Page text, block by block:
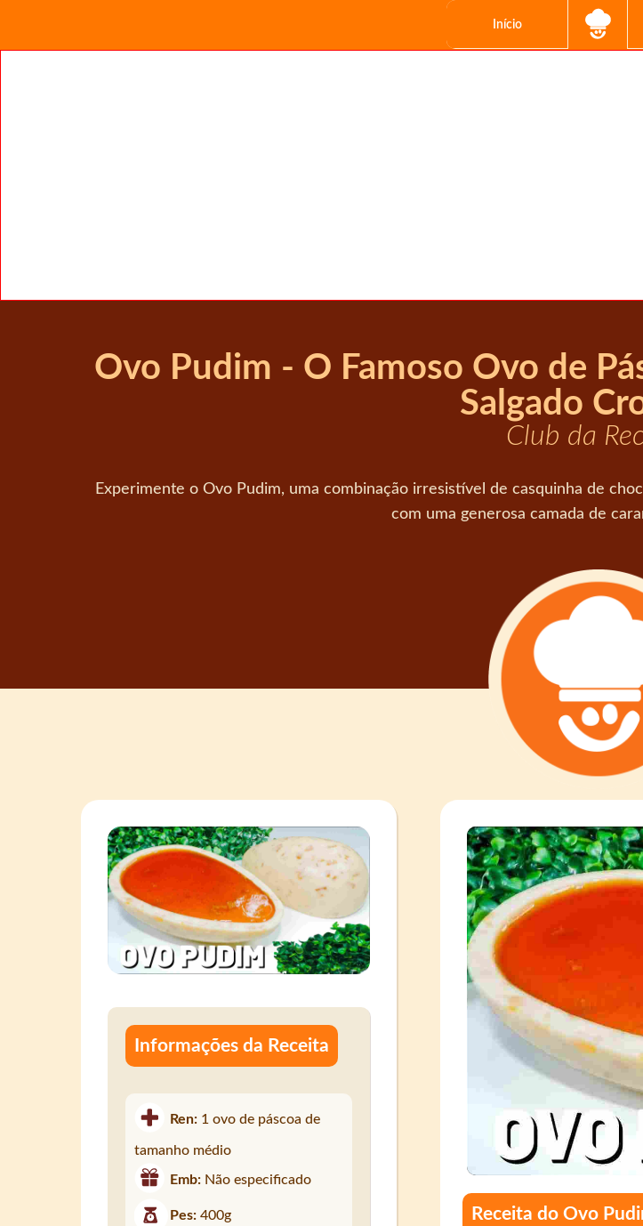
Início
Ovo Pudim - O Famoso Ovo de
Salgado
Club da
Experimente o Ovo Pudim, uma combinação irresistível de casquinha de
com uma generosa camada de
Receita do Ovo
Informações da Receita
Ren: 1 ovo de páscoa de
tamanho médio
Emb: Não especificado
Pes:400g